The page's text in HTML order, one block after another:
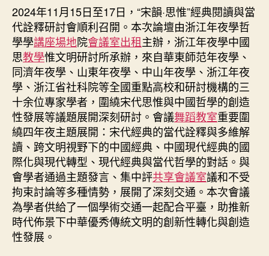
當
找
九
宮
格
私
密
空
間
代
詮
釋
研
討
會
順
利
2024年11月15日至17日，“宋韻·思惟”經典閱讀與當
代詮釋研討會順利召開。本次論壇由浙江年夜學哲
學學講座場地院會議室出租主辦，浙江年夜學中國
思教學惟文明研討所承辦，來自華東師范年夜學、
同濟年夜學、山東年夜學、中山年夜學、浙江年夜
學、浙江省社科院等全國重點高校和研討機構的三
十余位專家學者，圍繞宋代思惟與中國哲學的創造
性發展等議題展開深刻研討。會議舞蹈教室重要圍
繞四年夜主題展開：宋代經典的當代詮釋與多維解
讀、跨文明視野下的中國經典、中國現代經典的國
際化與現代轉型、現代經典與當代哲學的對話。與
會學者通過主題發言、集中評共享會議室議和不受
拘束討論等多種情勢，展開了深刻交通。本次會議
為學者供給了一個學術交通一起配合平臺，助推新
時代佈景下中華優秀傳統文明的創新性轉化與創造
性發展。